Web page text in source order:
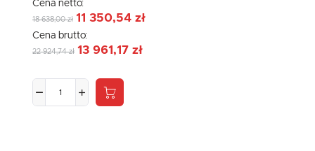
Cena netto:
18 638,00 zł 11 350,54 zł
Cena brutto:
22 924,74 zł 13 961,17 zł